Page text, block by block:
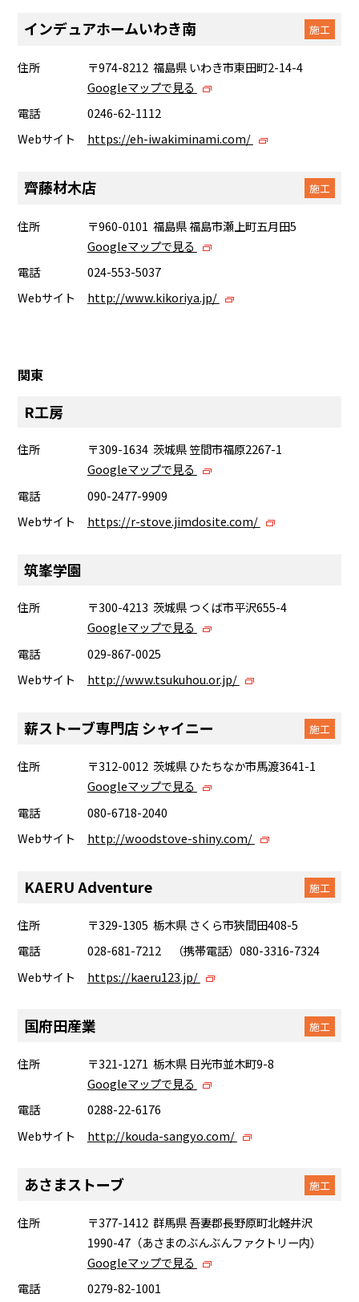
インデュアホームいわき南 施工
住所
〒974-8212 福島県 いわき市東田町2-14-4
Googleマップで見る
電話
0246-62-1112
Webサイト
https://eh-iwakiminami.com/
齊藤材木店 施工
住所
〒960-0101 福島県 福島市瀬上町五月田5
Googleマップで見る
電話
024-553-5037
Webサイト
http://www.kikoriya.jp/
関東
R工房
住所
〒309-1634 茨城県 笠間市福原2267-1
Googleマップで見る
電話
090-2477-9909
Webサイト
https://r-stove.jimdosite.com/
筑峯学園
住所
〒300-4213 茨城県 つくば市平沢655-4
Googleマップで見る
電話
029-867-0025
Webサイト
http://www.tsukuhou.or.jp/
薪ストーブ専門店 シャイニー 施工
住所
〒312-0012 茨城県 ひたちなか市馬渡3641-1
Googleマップで見る
電話
080-6718-2040
Webサイト
http://woodstove-shiny.com/
KAERU Adventure 施工
住所
〒329-1305 栃木県 さくら市狹間田408-5
電話
028-681-7212 （携帯電話）080-3316-7324
Webサイト
https://kaeru123.jp/
国府田産業 施工
住所
〒321-1271 栃木県 日光市並木町9-8
Googleマップで見る
電話
0288-22-6176
Webサイト
http://kouda-sangyo.com/
あさまストーブ 施工
住所
〒377-1412 群馬県 吾妻郡長野原町北軽井沢
1990-47（あさまのぶんぶんファクトリー内）
Googleマップで見る
電話
0279-82-1001